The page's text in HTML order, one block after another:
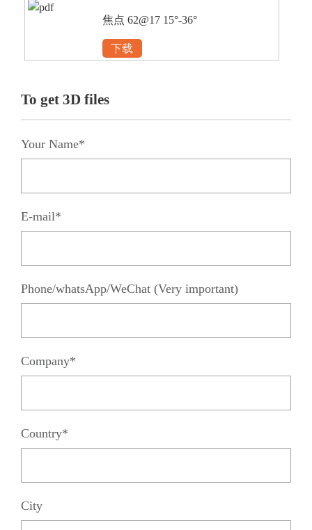
焦点 62@17 15°-36°
下载
To get 3D files
Your Name*
E-mail*
Phone/whatsApp/WeChat (Very important)
Company*
Country*
City